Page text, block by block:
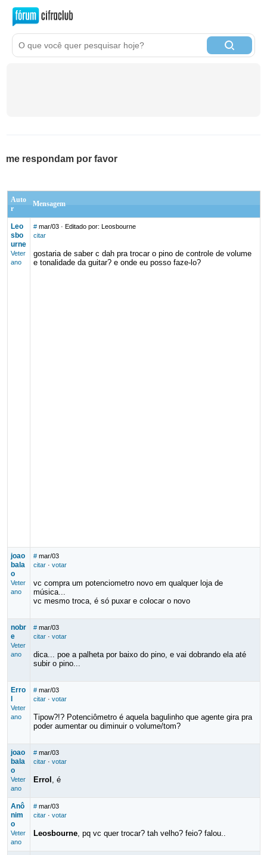
me respondam por favor
Auto
r
Mensagem
Leo
sbo
urne
Veter
ano
# mar/03· Editado por: Leosbourne
citar
gostaria de saber c dah pra trocar o pino de controle de volume
e tonalidade da guitar? e onde eu posso faze-lo?
joao
bala
o
Veter
ano
# mar/03
citar· votar
vc compra um potenciometro novo em qualquer loja de
música...
vc mesmo troca, é só puxar e colocar o novo
nobr
e
Veter
ano
# mar/03
citar· votar
dica... poe a palheta por baixo do pino, e vai dobrando ela até
subir o pino...
Erro
Veter
ano
# mar/03
citar· votar
Tipow?!? Potenciômetro é aquela bagulinho que agente gira pra
poder aumentar ou diminuir o volume/tom?
joao
bala
o
Veter
ano
# mar/03
citar· votar
Errol , é
Anô
nim
o
Veter
ano
# mar/03
citar· votar
Leosbourne, pq vc quer trocar? tah velho? feio? falou..